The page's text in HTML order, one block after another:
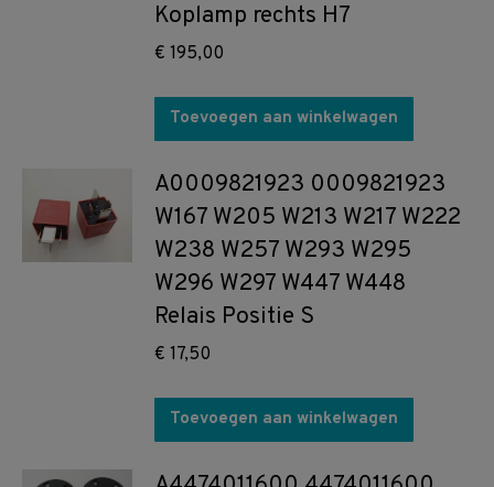
Koplamp rechts H7
€ 195,00
Toevoegen aan winkelwagen
A0009821923 0009821923
W167 W205 W213 W217 W222
W238 W257 W293 W295
W296 W297 W447 W448
Relais Positie S
€ 17,50
Toevoegen aan winkelwagen